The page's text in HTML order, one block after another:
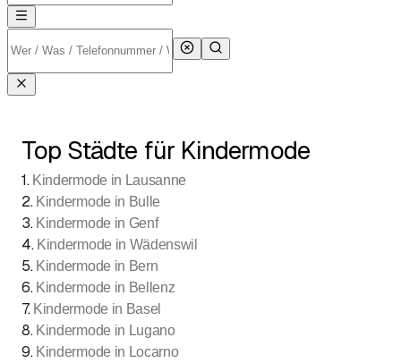
Top Städte für Kindermode
1. Kindermode in Lausanne
2. Kindermode in Bulle
3. Kindermode in Genf
4. Kindermode in Wädenswil
5. Kindermode in Bern
6. Kindermode in Bellenz
7. Kindermode in Basel
8. Kindermode in Lugano
9. Kindermode in Locarno